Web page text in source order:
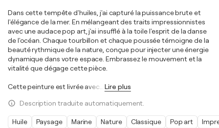
Dans cette tempête d'huiles, j'ai capturé la puissance brute et
l'élégance de la mer. En mélangeant des traits impressionnistes
avec une audace pop art, j'ai insufflé à la toile l'esprit de la danse
de l'océan. Chaque tourbillon et chaque poussée témoigne de la
beauté rythmique de la nature, conçue pour injecter une énergie
dynamique dans votre espace. Embrassez le mouvement et la
vitalité que dégage cette pièce.
Cette peinture est livrée avec Lire plus
Description traduite automatiquement.
Huile Paysage Marine Nature Classique Pop art